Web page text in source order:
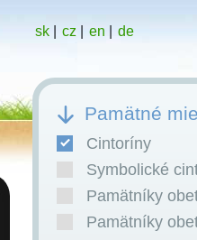
sk| cz en de
Pamätné
Cintoríny
Symbolické
Pamätníky
Pamätníky